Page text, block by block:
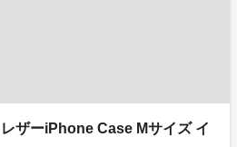
レザーiPhone Case Mサイズ イ